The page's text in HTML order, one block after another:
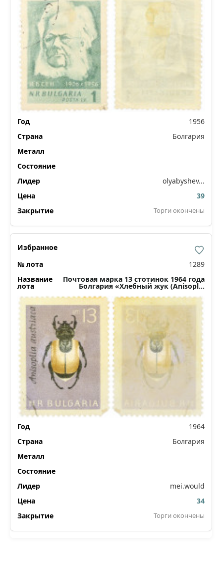
1956
Болгария
olyabyshev...
39
Торги окончены
1289
Почтовая марка 13 стотинок 1964 года
Болгария «Хлебный жук (Anisoplia
austriaca)»
1964
Болгария
mei.would
34
Торги окончены